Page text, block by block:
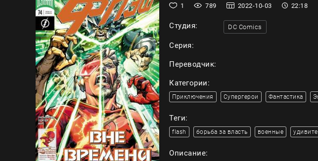
1 789 2022-10-03 22:18
Студия: DC Comics
Серия:
Переводчик:
Категории:
Приключения Супергерои Фантастика
Теги:
flash борьба за власть военные
Описание: